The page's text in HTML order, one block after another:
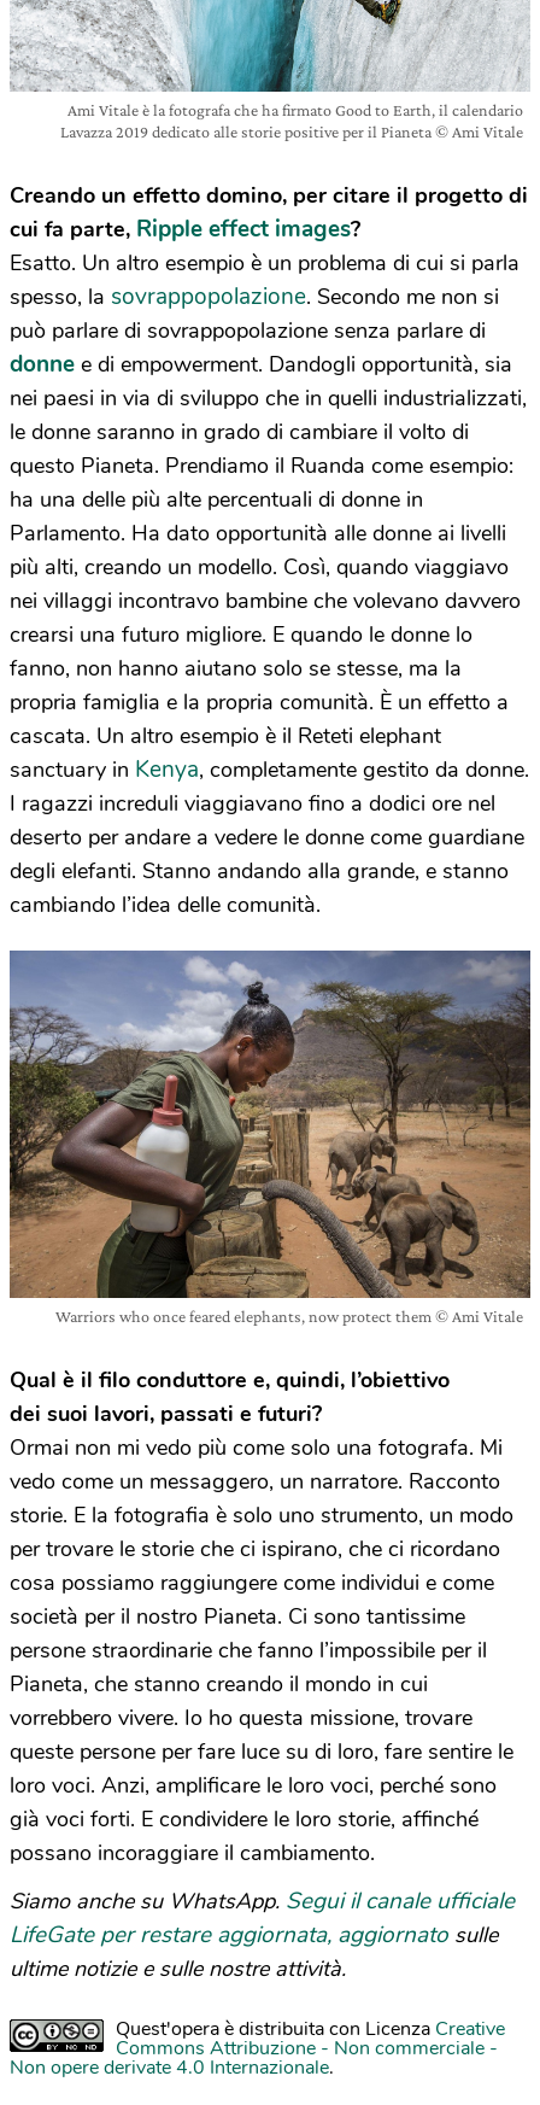
Ami Vitale è la fotografa che ha firmato Good to Earth, il calendario
Lavazza 2019 dedicato alle storie positive per il Pianeta © Ami Vitale
Creando un effetto domino, per citare il progetto di
cui fa parte, Ripple effect images?
Esatto. Un altro esempio è un problema di cui si parla
spesso, la sovrappopolazione. Secondo me non si
può parlare di sovrappopolazione senza parlare di
donne e di empowerment. Dandogli opportunità, sia
nei paesi in via di sviluppo che in quelli industrializzati,
le donne saranno in grado di cambiare il volto di
questo Pianeta. Prendiamo il Ruanda come esempio:
ha una delle più alte percentuali di donne in
Parlamento. Ha dato opportunità alle donne ai livelli
più alti, creando un modello. Così, quando viaggiavo
nei villaggi incontravo bambine che volevano davvero
crearsi una futuro migliore. E quando le donne lo
fanno, non hanno aiutano solo se stesse, ma la
propria famiglia e la propria comunità. È un effetto a
cascata. Un altro esempio è il Reteti elephant
sanctuary in Kenya, completamente gestito da donne.
I ragazzi increduli viaggiavano fino a dodici ore nel
deserto per andare a vedere le donne come guardiane
degli elefanti. Stanno andando alla grande, e stanno
cambiando l’idea delle comunità.
Warriors who once feared elephants, now protect them © Ami Vitale
Qual è il filo conduttore e, quindi, l’obiettivo
dei suoi lavori, passati e futuri?
Ormai non mi vedo più come solo una fotografa. Mi
vedo come un messaggero, un narratore. Racconto
storie. E la fotografia è solo uno strumento, un modo
per trovare le storie che ci ispirano, che ci ricordano
cosa possiamo raggiungere come individui e come
società per il nostro Pianeta. Ci sono tantissime
persone straordinarie che fanno l’impossibile per il
Pianeta, che stanno creando il mondo in cui
vorrebbero vivere. Io ho questa missione, trovare
queste persone per fare luce su di loro, fare sentire le
loro voci. Anzi, amplificare le loro voci, perché sono
già voci forti. E condividere le loro storie, affinché
possano incoraggiare il cambiamento.
Siamo anche su WhatsApp. Segui il canale ufficiale
LifeGate per restare aggiornata, aggiornato sulle
ultime notizie e sulle nostre attività.
Quest'opera è distribuita con Licenza Creative
Commons Attribuzione - Non commerciale -
Non opere derivate 4.0 Internazionale.